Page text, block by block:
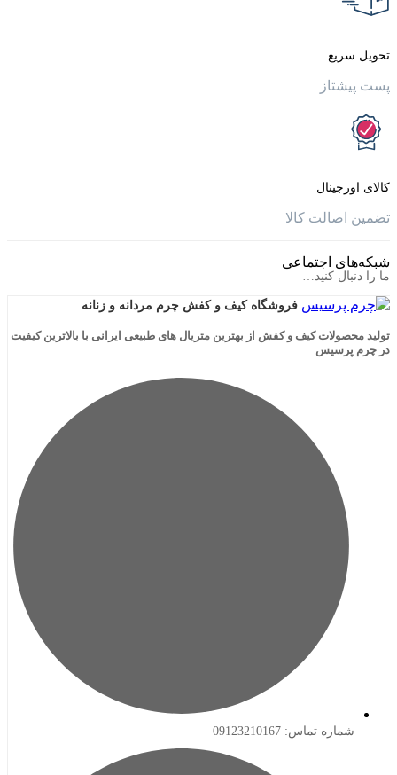
کالا
اجتماعی
کنید…
فروشگاه کیف و کفش چرم مردانه و زنانه
کیف و کفش از بهترین متریال های طبیعی ایرانی با بالاترین کیفیت
تماس: 09123210167